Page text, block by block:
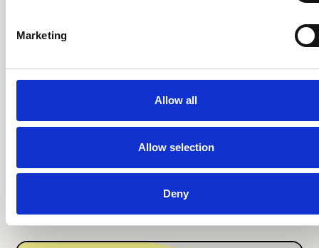
Marketing
Allow all
Allow selection
Deny
Hoe SPAR hun Winkel
Een Kennisbank Voor Teams
op de Winkelvloer